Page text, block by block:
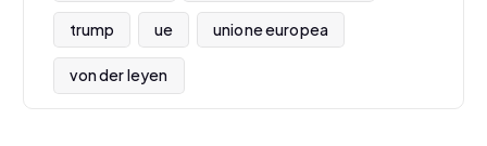
trump ue unione europea
von der leyen